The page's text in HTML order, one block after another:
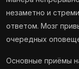
незаметно и
ответом. Мозг
очередных
Основные приёмы